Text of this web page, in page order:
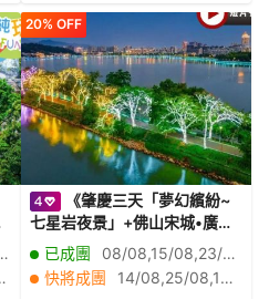
20% OFF
《肇慶三天「夢幻繽紛~
七星岩夜景」+佛山宋城•廣東
千古情》浪漫魔法城堡「廣東
醉美學院」 連續2晚保證入住
2024年開業~肇慶泊隱酒店
已成團
08/08,15/08,23/08,07/09
快將成團
14/08,25/08,13/09